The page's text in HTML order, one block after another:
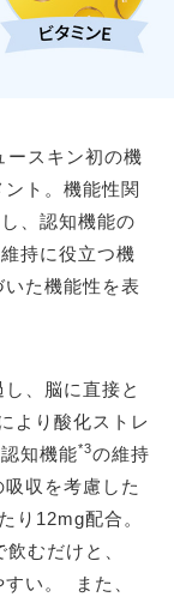
ースキン初の機
ト。機能性関
、認知機能の
持に役立つ機
た機能性を表
、脳に直接と
より酸化ストレ
知機能*3の維持
収を考慮した
り12mg配合。
むだけと、
い。 また、